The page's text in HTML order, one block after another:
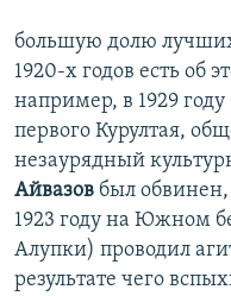
большую долю
1920-х годов есть об
например, в 1929
первого Курултая,
незаурядный
Айвазов был обвинен,
1923 году на Южном
Алупки) проводил
результате чего